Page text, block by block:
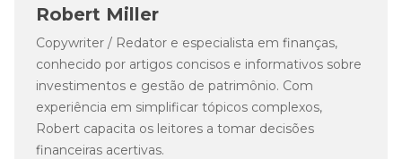
Robert Miller
Copywriter / Redator e especialista em finanças,
conhecido por artigos concisos e informativos sobre
investimentos e gestão de patrimônio. Com
experiência em simplificar tópicos complexos,
Robert capacita os leitores a tomar decisões
financeiras acertivas.